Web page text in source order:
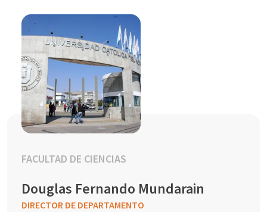
FACULTAD DE CIENCIAS
Douglas Fernando Mundarain
DIRECTOR DE DEPARTAMENTO